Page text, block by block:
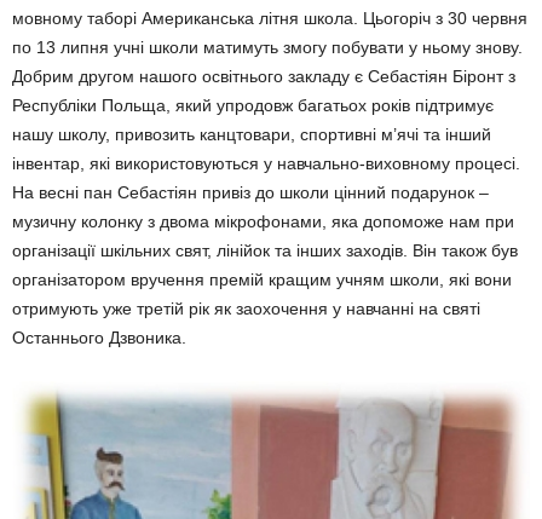
мовному таборі Американська літня школа. Цьогоріч з 30 червня
по 13 липня учні шко­ли матимуть змогу побувати у ньо­му знову.
Добрим другом нашого освітнього закладу є Себастіян Біронт з
Республіки Польща, який упродовж багатьох років під­тримує
нашу школу, привозить канцтовари, спор­тивні м’ячі та інший
інвентар, які вико­ристо­вуються у навчально-виховному про­цесі.
На весні пан Себастіян привіз до шко­ли цінний подарунок –
музичну колонку з дво­ма мікрофонами, яка допоможе нам при
організації шкільних свят, лінійок та інших заходів. Він також був
організатором вру­чення премій кращим учням школи, які во­ни
отримують уже третій рік як заохочен­ня у навчанні на святі
Останнього Дзво­ника.